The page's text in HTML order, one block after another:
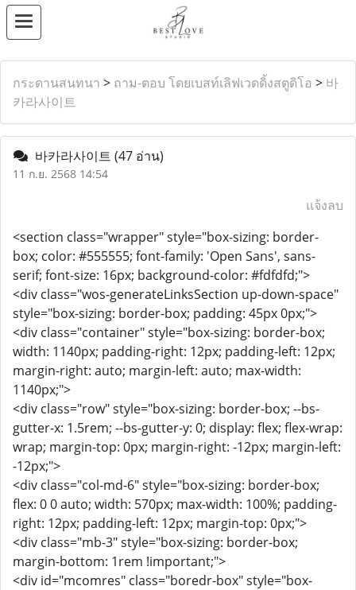
กระดานสนทนา > ถาม-ตอบ โดยเบสท์เลิฟเวดดิ้งสตูดิโอ > 바
카라사이트
바카라사이트 (47 อ่าน)
11 ก.ย. 2568 14:54
แจ้งลบ
<section class="wrapper" style="box-sizing: border-
box; color: #555555; font-family: 'Open Sans', sans-
serif; font-size: 16px; background-color: #fdfdfd;">
<div class="wos-generateLinksSection up-down-space"
style="box-sizing: border-box; padding: 45px 0px;">
<div class="container" style="box-sizing: border-box;
width: 1140px; padding-right: 12px; padding-left: 12px;
margin-right: auto; margin-left: auto; max-width:
1140px;">
<div class="row" style="box-sizing: border-box; --bs-
gutter-x: 1.5rem; --bs-gutter-y: 0; display: flex; flex-wrap:
wrap; margin-top: 0px; margin-right: -12px; margin-left:
-12px;">
<div class="col-md-6" style="box-sizing: border-box;
flex: 0 0 auto; width: 570px; max-width: 100%; padding-
right: 12px; padding-left: 12px; margin-top: 0px;">
<div class="mb-3" style="box-sizing: border-box;
margin-bottom: 1rem !important;">
<div id="mcomres" class="boredr-box" style="box-